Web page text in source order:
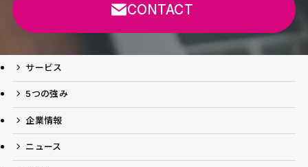
CONTACT
サービス
5つの強み
企業情報
ニュース